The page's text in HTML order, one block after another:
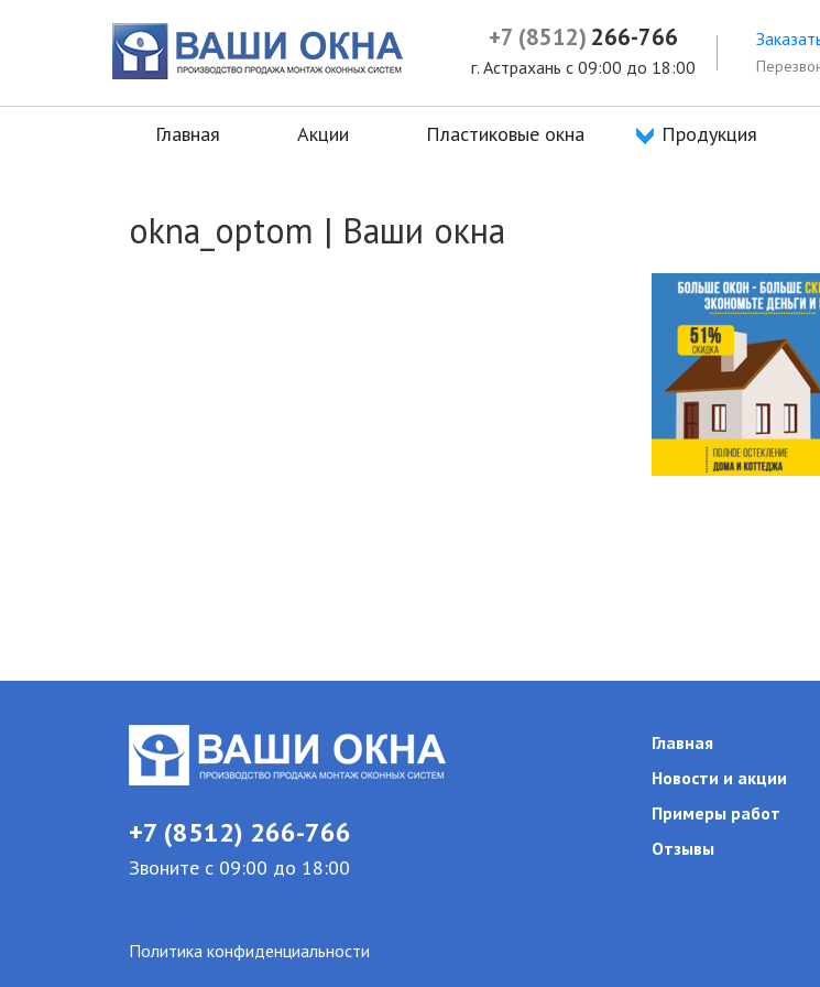
Главная Акции Пластиковые окна Продукция Галерея работ Отзывы
+7 (8512) 266-766
г. Астрахань с 09:00 до 18:00
Главная Акции Пластиковые окна Продукция
okna_optom | Ваши окна
+7 (8512) 266-766
Звоните с 09:00 до 18:00
Политика конфиденциальности
Главная
Новости и акции
Примеры работ
Отзывы